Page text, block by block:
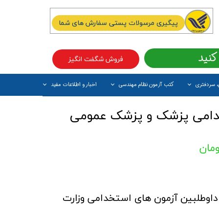
سردفتری کتب آزمون نظام مهندسی اخبار و اطلاعات مفید
فروش شگفت انگیز
پیگیری مرسولات پستی سفارش های شما
پزشک و پزشک عمومی
داوطلبین آزمون های استخدامی وزارت